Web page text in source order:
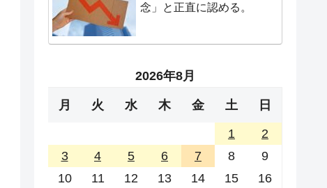
念」と正直に認める。
2026年8月
月 火 水 木 金 土 日
1
2
3
4 5 6 7 8
9
10
11 12 13 14 15
16